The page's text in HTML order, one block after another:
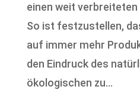
einen weit
So ist festzustellen,
auf immer mehr
den Eindruck des
ökologischen zu...